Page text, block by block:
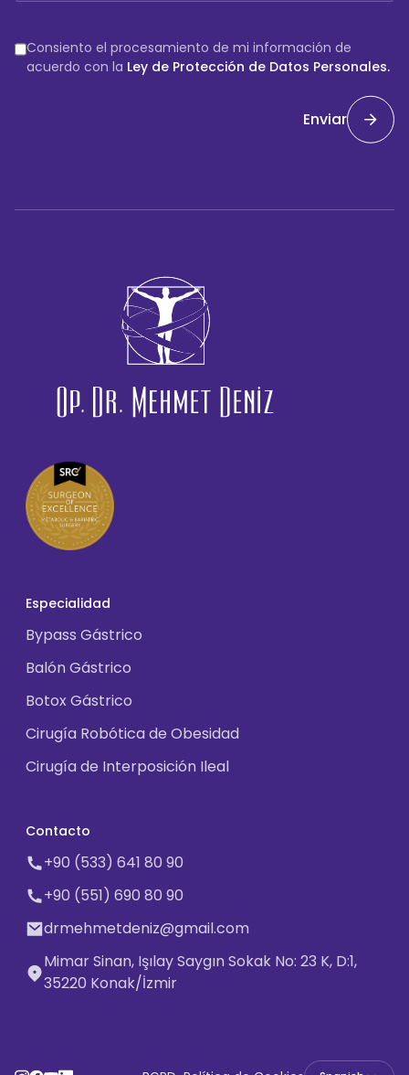
Consiento el procesamiento de mi información de
acuerdo con la Ley de Protección de Datos Personales.
Enviar
Especialidad
Bypass Gástrico
Balón Gástrico
Botox Gástrico
Cirugía Robótica de Obesidad
Cirugía de Interposición Ileal
Contacto
+90 (533) 641 80 90
+90 (551) 690 80 90
drmehmetdeniz@gmail.com
Mimar Sinan, Işılay Saygın Sokak No: 23 K, D:1,
35220 Konak/İzmir